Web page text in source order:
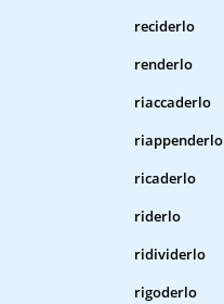
reciderlo
renderlo
riaccaderlo
riappenderlo
ricaderlo
riderlo
ridividerlo
rigoderlo